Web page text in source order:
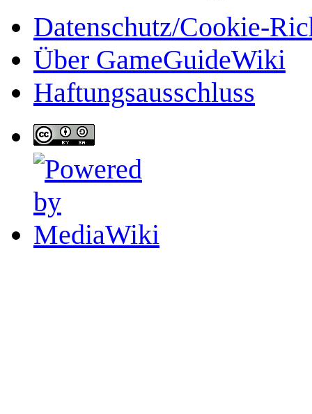
Datenschutz/Cookie-
Über GameGuideWiki
Haftungsausschluss